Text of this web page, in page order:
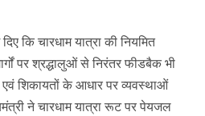
कि चारधाम यात्रा की नियमित
पर श्रद्धालुओं से निरंतर फीडबैक भी
एवं शिकायतों के आधार पर व्यवस्थाओं
ने चारधाम यात्रा रूट पर पेयजल